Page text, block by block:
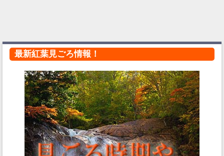
最新紅葉見ごろ情報！